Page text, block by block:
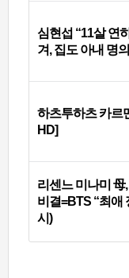
심현섭 “11살 연
겨, 집도 아내 명
하츠투하츠 카르
HD]
리센느 미나미 母
비결=BTS “최애
시)